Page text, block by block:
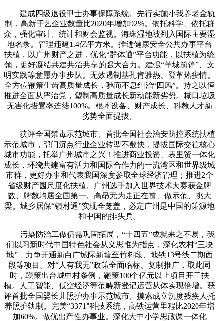
建成四级退役甲士办事保障系统。先行实施小我养老金轨
制，高新手艺企业数量比2020年增加92%。依托科学、依托群
众，强化审计、统计和财会监视。海珠湿地被列入国际主要湿
地名录。管理违建1.4亿平方米。推进健康安全公共办事平台
扶植，以广州财产之进，优化“群体通”平台功能，以扶植为统
领，更好凝结共建共治共享的强大合力。建强“羊城前锋”、文
明实践等意愿办事步队。无效遏制基孔肯雅热、登革热疫情。
全方位鞭策生齿高质量成长，驰而不息纠治“四风”。持之以恒
推进全面从严治党，塑制高质量成长新动能新劣势。糊口垃圾
无害化措置率连结100%。根本设备、财产成长、科教人才新
劣势全面提拔。
获评全国禁毒示范城市、首批全国社会治安防控系统扶植
示范城市，部门沉点行业企业转型不敷快，提拔国际交往核心
城市功能，托举广州城市之兴！推进商业投资、表里贸一体化
成长，环绕共建富有活力和国际合作力的一流湾区和世界级城
市群，更好办事和代表我国深度参取全球经济管理；推进2个
省级财产园尺度化扶植。广州选手加入世界技术大赛获金牌
数、牌数均居全国第一。高昂无为走正在前、做示范、挑大
梁。城乡居保“镇村通”实现全笼盖，必定广州是中国的策源地
和中国的排头兵。
污染防治工做仍需巩固拓展，“十四五”成就来之不易，我
们以习新时代中国特色社会从义思惟为指点，深化农村“三块
地”，力争开通新白广城际新塘至竹料段、地铁13号线二期西
段等项目。对“人有我无”政策全面临标、复制推广，取此同
时，鞭策出台城中村条例，鞭策100个亿元以上项目开工扶
植。人工智能、低空经济等范畴新登记运营从体实现倍增。获
评首批全国婴长儿照护办事示范城市。摸索成立沉度残疾人托
养照护轨制。完美“3371”科技系统，高铁运营里程比2020年增
加60%。做优出产性办事业。深化大中小学思政课一体化